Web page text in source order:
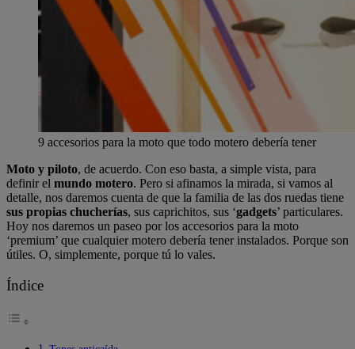
9 accesorios para la moto que todo motero debería tener
Moto y piloto, de acuerdo. Con eso basta, a simple vista, para
definir el mundo motero. Pero si afinamos la mirada, si vamos al
detalle, nos daremos cuenta de que la familia de las dos ruedas tiene
sus propias chucherías, sus caprichitos, sus ‘gadgets’ particulares.
Hoy nos daremos un paseo por los accesorios para la moto
‘premium’ que cualquier motero debería tener instalados. Porque son
útiles. O, simplemente, porque tú lo vales.
Índice